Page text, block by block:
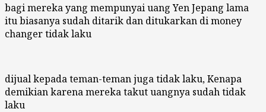
bagi mereka yang mempunyai uang Yen Jepang lama
itu biasanya sudah ditarik dan ditukarkan di money
changer tidak laku
dijual kepada teman-teman juga tidak laku, Kenapa
demikian karena mereka takut uangnya sudah tidak
laku